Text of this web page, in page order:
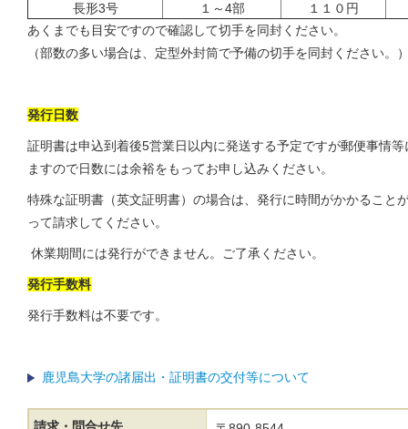
長形3号
１～4部
１１０円
あくまでも目安ですので確認して切手を同封ください。
（部数の多い場合は、定型外封筒で予備の切手を同封ください。
発行日数
証明書は申込到着後5営業日以内に発送する予定ですが郵便事情
ますので日数には余裕をもってお申し込みください。
特殊な証明書（英文証明書）の場合は、発行に時間がかかること
って請求してください。
休業期間には発行ができません。ご了承ください。
発行手数料
発行手数料は不要です。
鹿児島大学の諸届出・証明書の交付等について